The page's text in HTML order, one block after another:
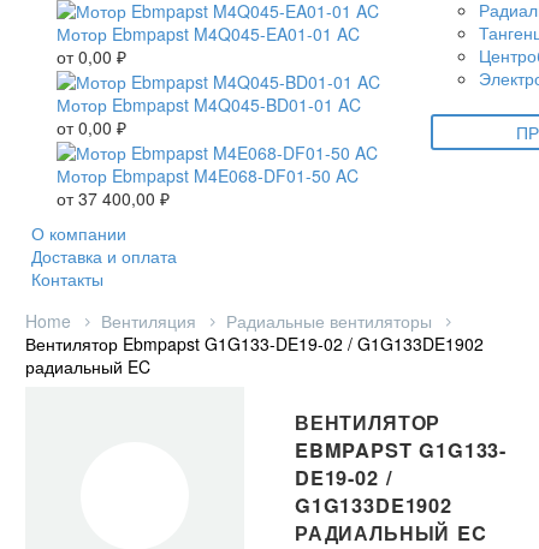
Мотор Ebmpapst M4Q045-EA01-01 AC
от0,00 ₽
Мотор Ebmpapst M4Q045-BD01-01 AC
от0,00 ₽
Мотор Ebmpapst M4E068-DF01-50 AC
от37 400,00 ₽
О компании
Доставка и оплата
Контакты
Home
Вентиляция
Радиальные вентиляторы
Вентилятор Ebmpapst G1G133-DE19-02 / G1G133DE1902
радиальный EC
ВЕНТИЛЯТОР
EBMPAPST G1G133-
DE19-02 /
G1G133DE1902
РАДИАЛЬНЫЙ EC